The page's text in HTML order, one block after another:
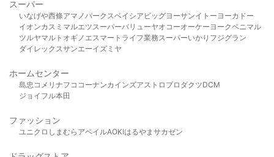
スーパー
いなげや西條アマノパークスベイシア ビッグヨーサンイトーヨーカドー
イオンカスミ マルエツスーパーバリューヤオコーオーケー ヨークベニマル
ツルヤマルト オギノ エスマート ライフ業務スーパーいかり フジグラン
ダイレックスサンエーイズミヤ
ホームセンター
島忠 コメリ ナフコ コーナンカインズアストロプロダクツDCM
ジョイフル本田
ファッション
ユニクロ しまむら アベイルAOKIはるやま サカゼン